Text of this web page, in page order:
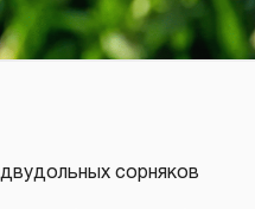
сорняков